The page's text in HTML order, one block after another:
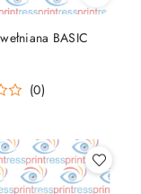
BASIC
(0)